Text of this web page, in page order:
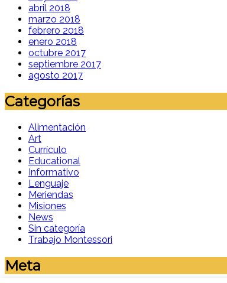
abril 2018
marzo 2018
febrero 2018
enero 2018
octubre 2017
septiembre 2017
agosto 2017
Categorías
Alimentación
Art
Currículo
Educational
Informativo
Lenguaje
Meriendas
Misiones
News
Sin categoría
Trabajo Montessori
Meta